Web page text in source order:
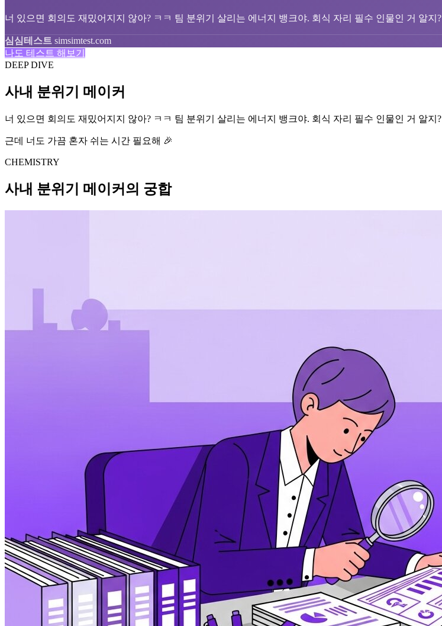
너 있으면 회의도 재밌어지지 않아? ㅋㅋ 팀 분위기 살리는 에너지 뱅크야. 회식 자리 필수 인물인 거 알지?
심심테스트 simsimtest.com
나도 테스트 해보기
DEEP DIVE
사내 분위기 메이커
너 있으면 회의도 재밌어지지 않아? ㅋㅋ 팀 분위기 살리는 에너지 뱅크야. 회식 자리 필수 인물인 거 알지?
근데 너도 가끔 혼자 쉬는 시간 필요해 🎉
CHEMISTRY
사내 분위기 메이커의 궁합